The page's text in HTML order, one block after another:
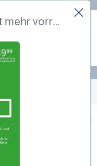
SUBSCRIPTION
62.99
aktivieren, die
später jederzeit
Dieser Artikel ist nicht mehr vorrätig. Wir haben ein ähnliches gefunden